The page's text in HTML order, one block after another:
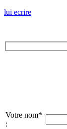
lui ecrire
Votre nom*
: